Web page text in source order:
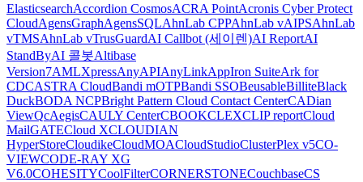
ElasticsearchAccordion CosmosACRA PointAcronis Cyber Protect
CloudAgensGraphAgensSQLAhnLab CPPAhnLab vAIPSAhnLab
vTMSAhnLab vTrusGuardAI Callbot (세이렌)AI ReportAI
StandByAI 콜봇Altibase
Version7AMLXpressAnyAPIAnyLinkAppIron SuiteArk for
CDCASTRA CloudBandi mOTPBandi SSOBeusableBilliteBlack
DuckBODA NCPBright Pattern Cloud Contact CenterCADian
ViewQcAegisCAULY CenterCBOOKCLEXCLIP reportCloud
MailGATECloud XCLOUDIAN
HyperStoreCloudikeCloudMOACloudStudioClusterPlex v5CO-
VIEWCODE-RAY XG
V6.0COHESITYCoolFilterCORNERSTONECouchbaseCS